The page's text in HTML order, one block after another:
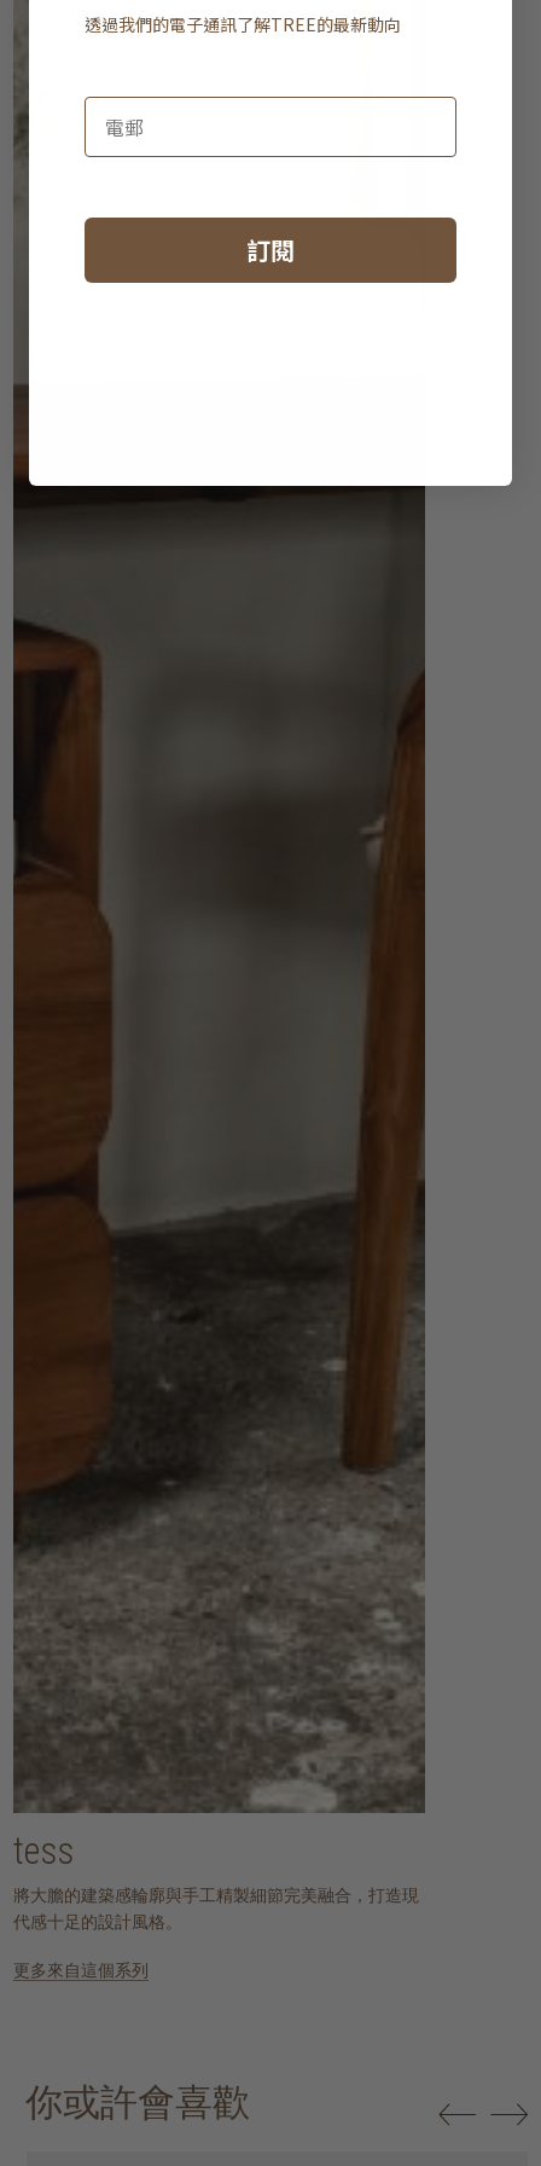
tess
將大膽的建築感輪廓與手工精製細節完美融合，打造現
代感十足的設計風格。
更多來自這個系列
你或許會喜歡
透過我們的電子通訊了解TREE的最新動向
訂閱